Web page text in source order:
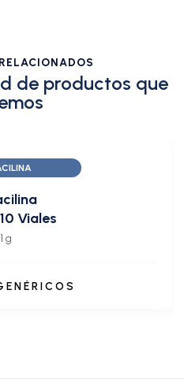
de productos que
Viales
1 g